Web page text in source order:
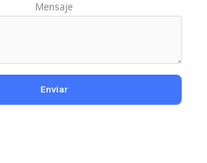
Mensaje